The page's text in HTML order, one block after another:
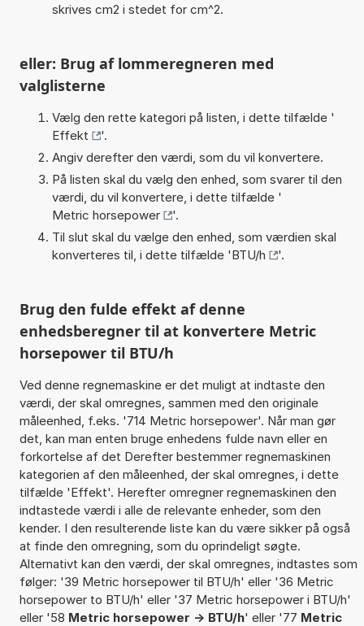
skrives cm2 i stedet for cm^2.
eller: Brug af lommeregneren med
valglisterne
Vælg den rette kategori på listen, i dette tilfælde '
Effekt
'.
Angiv derefter den værdi, som du vil konvertere.
På listen skal du vælg den enhed, som svarer til den
værdi, du vil konvertere, i dette tilfælde '
Metric horsepower
'.
Til slut skal du vælge den enhed, som værdien skal
konverteres til, i dette tilfælde 'BTU/h '.
Brug den fulde effekt af denne
enhedsberegner til at konvertere Metric
horsepower til BTU/h
Ved denne regnemaskine er det muligt at indtaste den
værdi, der skal omregnes, sammen med den originale
måleenhed, f.eks. '714 Metric horsepower'. Når man gør
det, kan man enten bruge enhedens fulde navn eller en
forkortelse af det Derefter bestemmer regnemaskinen
kategorien af den måleenhed, der skal omregnes, i dette
tilfælde 'Effekt'. Herefter omregner regnemaskinen den
indtastede værdi i alle de relevante enheder, som den
kender. I den resulterende liste kan du være sikker på også
at finde den omregning, som du oprindeligt søgte.
Alternativt kan den værdi, der skal omregnes, indtastes som
følger: '39 Metric horsepower til BTU/h' eller '36 Metric
horsepower to BTU/h' eller '37 Metric horsepower i BTU/h'
eller '58 Metric horsepower -> BTU/h' eller '77 Metric